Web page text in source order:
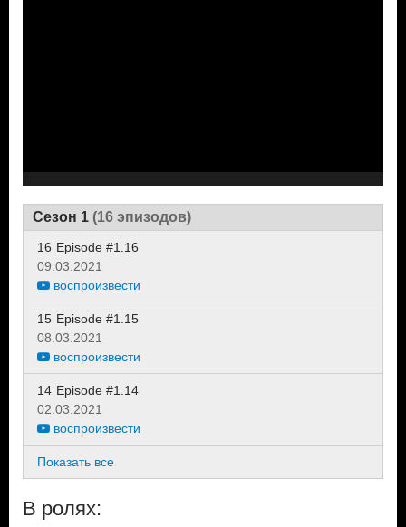
Сезон 1 (16 эпизодов)
16 Episode #1.16
09.03.2021
воспроизвести
15 Episode #1.15
08.03.2021
воспроизвести
14 Episode #1.14
02.03.2021
воспроизвести
Показать все
В ролях: